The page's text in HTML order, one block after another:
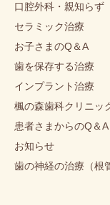
口腔外科・親知らず
セラミック治療
お子さまのQ＆A
歯を保存する治療
インプラント治療
楓の森歯科クリニッ
患者さまからのQ＆A
お知らせ
歯の神経の治療（根